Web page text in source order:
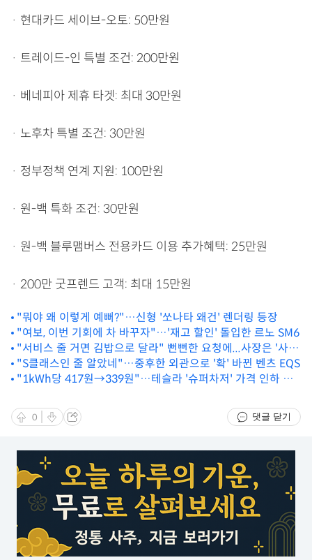
· 현대카드 세이브-오토: 50만원
· 트레이드-인 특별 조건: 200만원
· 베네피아 제휴 타겟: 최대 30만원
· 노후차 특별 조건: 30만원
· 정부정책 연계 지원: 100만원
· 원-백 특화 조건: 30만원
· 원-백 블루맴버스 전용카드 이용 추가혜택: 25만원
· 200만 굿프렌드 고객: 최대 15만원
"뭐야 왜 이렇게 예뻐?"…신형 '쏘나타 왜건' 렌더링 등장
"여보, 이번 기회에 차 바꾸자"…'재고 할인' 돌입한 르노 SM6
"서비스 줄 거면 김밥으로 달라" 뻔뻔한 요청에...사장은 '사이
다 응수'
"S클래스인 줄 알았네"…중후한 외관으로 '확' 바뀐 벤츠 EQS
"1kWh당 417원→339원"…테슬라 '슈퍼차저' 가격 인하 결
0 댓글 닫기